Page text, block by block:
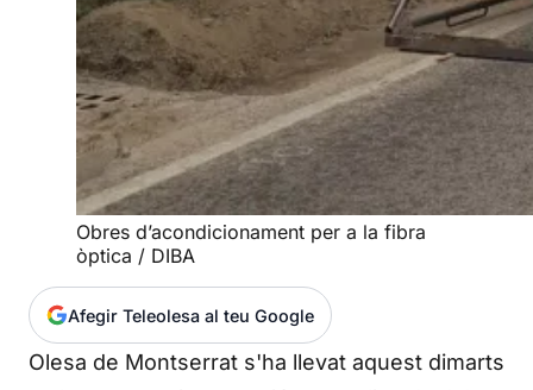
Obres d’acondicionament per a la fibra
òptica / DIBA
Afegir Teleolesa al teu Google
Olesa de Montserrat s'ha llevat aquest dimarts